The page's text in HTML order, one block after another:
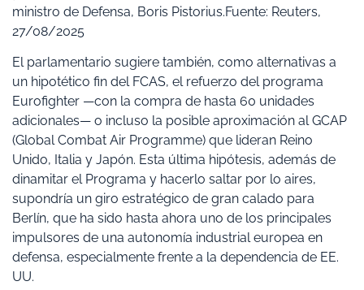
ministro de Defensa, Boris Pistorius.Fuente: Reuters,
27/08/2025
El parlamentario sugiere también, como alternativas a
un hipotético fin del FCAS, el refuerzo del programa
Eurofighter —con la compra de hasta 60 unidades
adicionales— o incluso la posible aproximación al GCAP
(Global Combat Air Programme) que lideran Reino
Unido, Italia y Japón. Esta última hipótesis, además de
dinamitar el Programa y hacerlo saltar por lo aires,
supondría un giro estratégico de gran calado para
Berlín, que ha sido hasta ahora uno de los principales
impulsores de una autonomía industrial europea en
defensa, especialmente frente a la dependencia de EE.
UU.